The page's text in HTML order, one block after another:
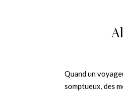
Quand un
somptueux, des